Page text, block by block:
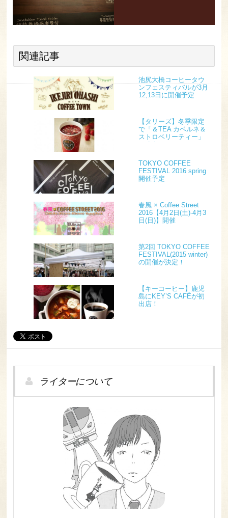
関連記事
池尻大橋コーヒータウ
ンフェスティバルが3月
12,13日に開催予定
【タリーズ】冬季限定
で「＆TEA カベルネ＆
ストロベリーティー」
TOKYO COFFEE
FESTIVAL 2016 spring
開催予定
春風 × Coffee Street
2016【4月2日(土)-4月3
日(日)】開催
第2回 TOKYO COFFEE
FESTIVAL(2015 winter)
の開催が決定！
【キーコーヒー】鹿児
島にKEY’S CAFÉが初
出店！
ライターについて